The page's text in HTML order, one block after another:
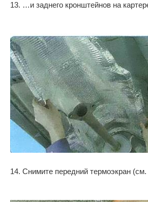
13. …и заднего кронштейнов на
14. Снимите передний термоэкран (см.